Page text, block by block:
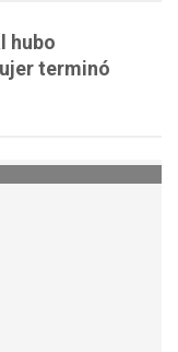
hubo
terminó